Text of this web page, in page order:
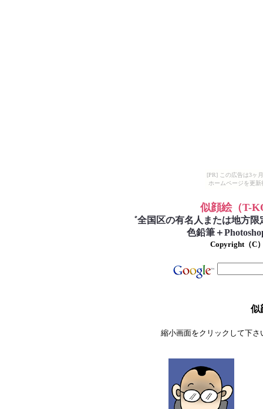
[PR] この広告は3ヶ
ホームページを更
似顔絵（T-
゛全国区の有名人または地方
色鉛筆＋
Copyright（C
似
縮小画面をクリックして下